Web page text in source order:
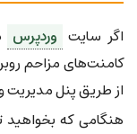
اگر سایت وردپرس
کامنت‌های مزاحم
از طریق پنل
هنگامی که بخواهید